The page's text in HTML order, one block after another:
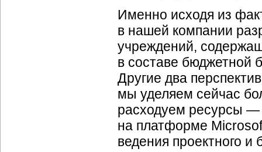
Именно исходя из
в нашей компании
учреждений,
в составе бюджетной
Другие два
мы уделяем сейчас
расходуем ресурсы —
на платформе
ведения проектного и